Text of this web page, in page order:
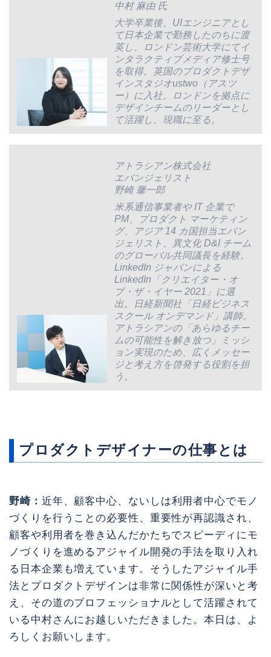
中村 麻由 氏
大学卒業後、UIエンジニアとし
て日本企業で勤務したのちに渡
英し、ロンドン芸術大学にてイ
ンタラクティブメディア修士号
を取得。英国のプロダクトデザ
インスタジオustwo（アスツ
ー）に入社。ロンドンを拠点に
デザインチームのリーダーとし
て活躍し、現職に至る。
アトラシアン株式会社
エバンジェリスト
野崎 馨一郎
米系通信事業者や IT 企業で
PM、プロダクト マーケティン
グ、アジア 14 カ国担当エバン
ジェリスト、異文化 D&I チーム
のグローバル共同議長を経験。
LinkedIn ジャパンによる
LinkedIn「クリエイター・オ
ブ・ザ・イヤー 2021」に選
出。日経新聞社「日経ビジネス
スクール オンデマンド」講師。
アトラシアンの「あらゆるチー
ムの可能性を解き放つ」ミッシ
ョン実現のため、広くメッセー
ジと考え方を啓発する役割を担
う。
プロダクトデザイナーの仕事とは
野崎： 近年、顧客中心、ないしは利用者中心でモノ
づくりを行うことの必要性、重要性が再認識され、
顧客や利用者を巻き込んだかたちでスピーディにモ
ノづくりを進めるアジャイル開発の手法を取り入れ
る日本企業も増えています。そうしたアジャイル手
法とプロダクトデザインは非常に関係性が深いと考
え、その道のプロフェッショナルとして活躍されて
いる中村さんにお越しいただきました。本日は、よ
ろしくお願いします。